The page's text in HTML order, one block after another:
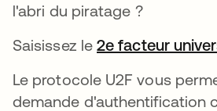
l'abri du piratage ?
Saisissez le2e facteur
Le protocole U2F vous
demande d'authentification